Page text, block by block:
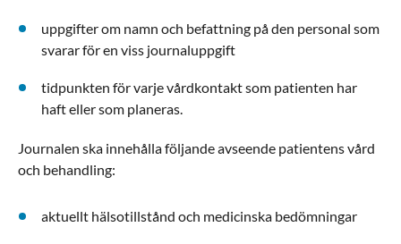
uppgifter om namn och befattning på den personal som
svarar för en viss journaluppgift
tidpunkten för varje vårdkontakt som patienten har
haft eller som planeras.
Journalen ska innehålla följande avseende patientens vård
och behandling:
aktuellt hälsotillstånd och medicinska bedömningar